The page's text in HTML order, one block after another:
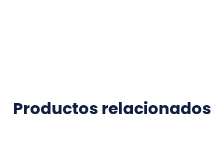
Productos relacionados